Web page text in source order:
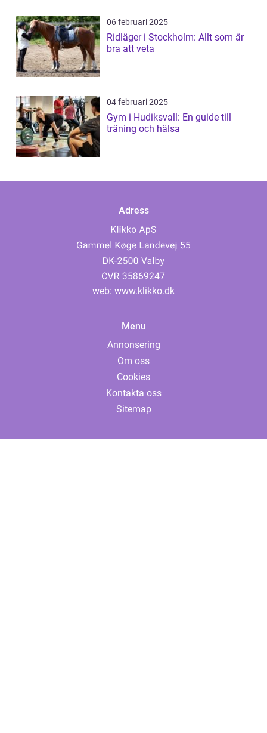
06 februari 2025
Ridläger i Stockholm: Allt som är
bra att veta
04 februari 2025
Gym i Hudiksvall: En guide till
träning och hälsa
Adress
web: www.klikko.dk
Menu
Annonsering
Om oss
Cookies
Kontakta oss
Sitemap